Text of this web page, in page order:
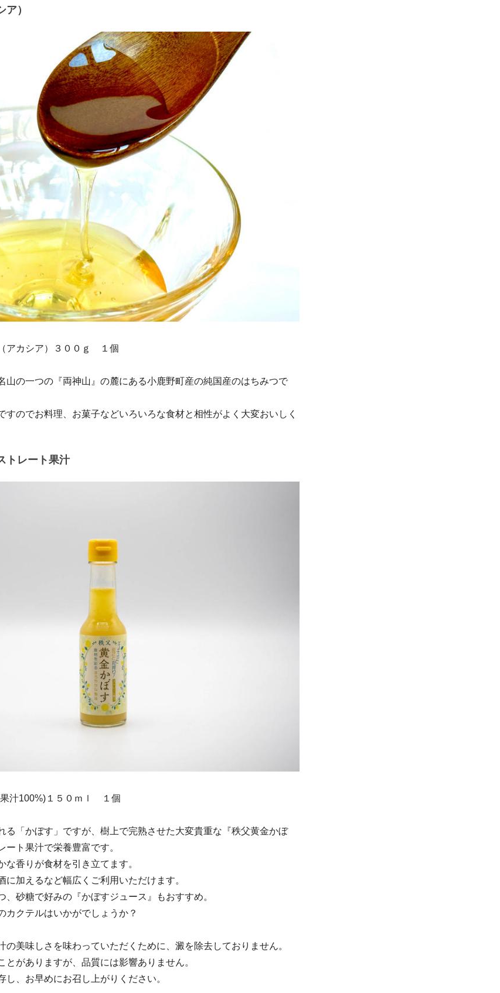
）
アカシア）３００ｇ １個
山の一つの『両神山』の麓にある小鹿野町産の純国産のはちみつで
すのでお料理、お菓子などいろいろな食材と相性がよく大変おいしく
トレート果汁
汁100%)１５０ｍｌ １個
る「かぼす」ですが、樹上で完熟させた大変貴重な『秩父黄金かぼ
ート果汁で栄養豊富です。
な香りが食材を引き立てます。
に加えるなど幅広くご利用いただけます。
、砂糖で好みの『かぼすジュース』もおすすめ。
カクテルはいかがでしょうか？
の美味しさを味わっていただくために、澱を除去しておりません。
とがありますが、品質には影響ありません。
し、お早めにお召し上がりください。